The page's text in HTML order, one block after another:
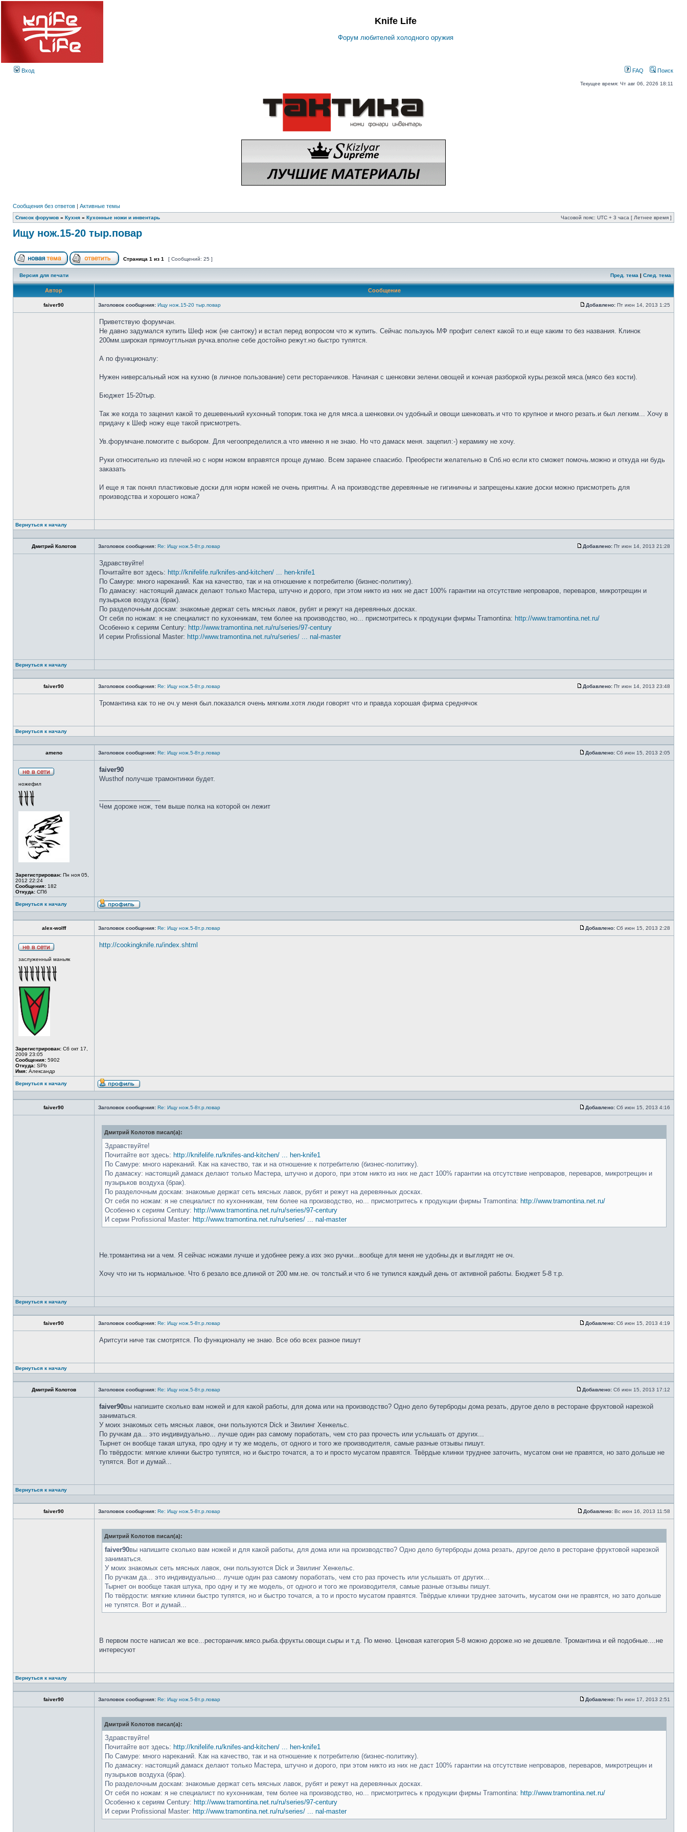
Knife Life
Форум любителей холодного оружия
Вход FAQ Поиск
Текущее время: Чт авг 06, 2026 18:11
Сообщения без ответов | Активные темы
Список форумов » Кухня » Кухонные ножи и инвентарь Часовой пояс: UTC + 3 часа [ Летнее время ]
Ищу нож.15-20 тыр.повар
Страница 1 из 1 [ Сообщений: 25 ]
Версия для печати Пред. тема | След. тема
Автор Сообщение
faiver90 Заголовок сообщения: Ищу нож.15-20 тыр.повар Добавлено: Пт июн 14, 2013 1:25
Приветствую форумчан.
Не давно задумался купить Шеф нож (не сантоку) и встал перед вопросом что ж купить. Сейчас пользуюь МФ профит селект какой то.и еще каким то без названия. Клинок
200мм.широкая прямоугтльная ручка.вполне себе достойно режут.но быстро тупятся.
А по функционалу:
Нужен ниверсальный нож на кухню (в личное пользование) сети ресторанчиков. Начиная с шенковки зелени.овощей и кончая разборкой куры.резкой мяса.(мясо без кости).
Бюджет 15-20тыр.
Так же когда то заценил какой то дешевенький кухонный топорик.тока не для мяса.а шенковки.оч удобный.и овощи шенковать.и что то крупное и много резать.и был легким... Хочу в
придачу к Шеф ножу еще такой присмотреть.
Ув.форумчане.помогите с выбором. Для чегоопределился.а что именно я не знаю. Но что дамаск меня. зацепил:-) керамику не хочу.
Руки относительно из плечей.но с норм ножом вправятся проще думаю. Всем заранее спаасибо. Преобрести желательно в Спб.но если кто сможет помочь.можно и откуда ни будь
заказать
И еще я так понял пластиковые доски для норм ножей не очень приятны. А на производстве деревянные не гигиничны и запрещены.какие доски можно присмотреть для
производства и хорошего ножа?
Вернуться к началу
Дмитрий Колотов Заголовок сообщения: Re: Ищу нож.5-8т.р.повар Добавлено: Пт июн 14, 2013 21:28
Здравствуйте!
Почитайте вот здесь: http://knifelife.ru/knifes-and-kitchen/ ... hen-knife1
По Самуре: много нареканий. Как на качество, так и на отношение к потребителю (бизнес-политику).
По дамаску: настоящий дамаск делают только Мастера, штучно и дорого, при этом никто из них не даст 100% гарантии на отсутствие непроваров, переваров, микротрещин и
пузырьков воздуха (брак).
По разделочным доскам: знакомые держат сеть мясных лавок, рубят и режут на деревянных досках.
От себя по ножам: я не специалист по кухонникам, тем более на производство, но... присмотритесь к продукции фирмы Tramontina: http://www.tramontina.net.ru/
Особенно к сериям Century: http://www.tramontina.net.ru/ru/series/97-century
И серии Profissional Master: http://www.tramontina.net.ru/ru/series/ ... nal-master
Вернуться к началу
faiver90 Заголовок сообщения: Re: Ищу нож.5-8т.р.повар Добавлено: Пт июн 14, 2013 23:48
Тромантина как то не оч.у меня был.показался очень мягким.хотя люди говорят что и правда хорошая фирма среднячок
Вернуться к началу
ameno Заголовок сообщения: Re: Ищу нож.5-8т.р.повар Добавлено: Сб июн 15, 2013 2:05
ножефил
Зарегистрирован: Пн ноя 05,
2012 22:24
Сообщения: 182
Откуда: СПб
faiver90
Wusthof получше трамонтинки будет.
Чем дороже нож, тем выше полка на которой он лежит
Вернуться к началу
alex-wolff Заголовок сообщения: Re: Ищу нож.5-8т.р.повар Добавлено: Сб июн 15, 2013 2:28
заслуженный маньяк
Зарегистрирован: Сб окт 17,
2009 23:05
Сообщения: 5902
Откуда: SPb
Имя: Александр
http://cookingknife.ru/index.shtml
Вернуться к началу
faiver90 Заголовок сообщения: Re: Ищу нож.5-8т.р.повар Добавлено: Сб июн 15, 2013 4:16
Дмитрий Колотов писал(а):
Здравствуйте!
Почитайте вот здесь: http://knifelife.ru/knifes-and-kitchen/ ... hen-knife1
По Самуре: много нареканий. Как на качество, так и на отношение к потребителю (бизнес-политику).
По дамаску: настоящий дамаск делают только Мастера, штучно и дорого, при этом никто из них не даст 100% гарантии на отсутствие непроваров, переваров, микротрещин и
пузырьков воздуха (брак).
По разделочным доскам: знакомые держат сеть мясных лавок, рубят и режут на деревянных досках.
От себя по ножам: я не специалист по кухонникам, тем более на производство, но... присмотритесь к продукции фирмы Tramontina: http://www.tramontina.net.ru/
Особенно к сериям Century: http://www.tramontina.net.ru/ru/series/97-century
И серии Profissional Master: http://www.tramontina.net.ru/ru/series/ ... nal-master
Не.тромантина ни а чем. Я сейчас ножами лучше и удобнее режу.а изх эко ручки...вообще для меня не удобны.дк и выглядят не оч.
Хочу что ни ть нормальное. Что б резало все.длиной от 200 мм.не. оч толстый.и что б не тупился каждый день от активной работы. Бюджет 5-8 т.р.
Вернуться к началу
faiver90 Заголовок сообщения: Re: Ищу нож.5-8т.р.повар Добавлено: Сб июн 15, 2013 4:19
Аритсуги ниче так смотрятся. По функционалу не знаю. Все обо всех разное пишут
Вернуться к началу
Дмитрий Колотов Заголовок сообщения: Re: Ищу нож.5-8т.р.повар Добавлено: Сб июн 15, 2013 17:12
faiver90вы напишите сколько вам ножей и для какой работы, для дома или на производство? Одно дело бутерброды дома резать, другое дело в ресторане фруктовой нарезкой
заниматься.
У моих знакомых сеть мясных лавок, они пользуются Dick и Звилинг Хенкельс.
По ручкам да... это индивидуально... лучше один раз самому поработать, чем сто раз прочесть или услышать от других...
Тырнет он вообще такая штука, про одну и ту же модель, от одного и того же производителя, самые разные отзывы пишут.
По твёрдости: мягкие клинки быстро тупятся, но и быстро точатся, а то и просто мусатом правятся. Твёрдые клинки труднее заточить, мусатом они не правятся, но зато дольше не
тупятся. Вот и думай...
Вернуться к началу
faiver90 Заголовок сообщения: Re: Ищу нож.5-8т.р.повар Добавлено: Вс июн 16, 2013 11:58
Дмитрий Колотов писал(а):
faiver90вы напишите сколько вам ножей и для какой работы, для дома или на производство? Одно дело бутерброды дома резать, другое дело в ресторане фруктовой нарезкой
заниматься.
У моих знакомых сеть мясных лавок, они пользуются Dick и Звилинг Хенкельс.
По ручкам да... это индивидуально... лучше один раз самому поработать, чем сто раз прочесть или услышать от других...
Тырнет он вообще такая штука, про одну и ту же модель, от одного и того же производителя, самые разные отзывы пишут.
По твёрдости: мягкие клинки быстро тупятся, но и быстро точатся, а то и просто мусатом правятся. Твёрдые клинки труднее заточить, мусатом они не правятся, но зато дольше
не тупятся. Вот и думай...
В первом посте написал же все...ресторанчик.мясо.рыба.фрукты.овощи.сыры и т.д. По меню. Ценовая категория 5-8 можно дороже.но не дешевле. Тромантина и ей подобные....не
интересуют
Вернуться к началу
faiver90 Заголовок сообщения: Re: Ищу нож.5-8т.р.повар Добавлено: Пн июн 17, 2013 2:51
Дмитрий Колотов писал(а):
Здравствуйте!
Почитайте вот здесь: http://knifelife.ru/knifes-and-kitchen/ ... hen-knife1
По Самуре: много нареканий. Как на качество, так и на отношение к потребителю (бизнес-политику).
По дамаску: настоящий дамаск делают только Мастера, штучно и дорого, при этом никто из них не даст 100% гарантии на отсутствие непроваров, переваров, микротрещин и
пузырьков воздуха (брак).
По разделочным доскам: знакомые держат сеть мясных лавок, рубят и режут на деревянных досках.
От себя по ножам: я не специалист по кухонникам, тем более на производство, но... присмотритесь к продукции фирмы Tramontina: http://www.tramontina.net.ru/
Особенно к сериям Century: http://www.tramontina.net.ru/ru/series/97-century
И серии Profissional Master: http://www.tramontina.net.ru/ru/series/ ... nal-master